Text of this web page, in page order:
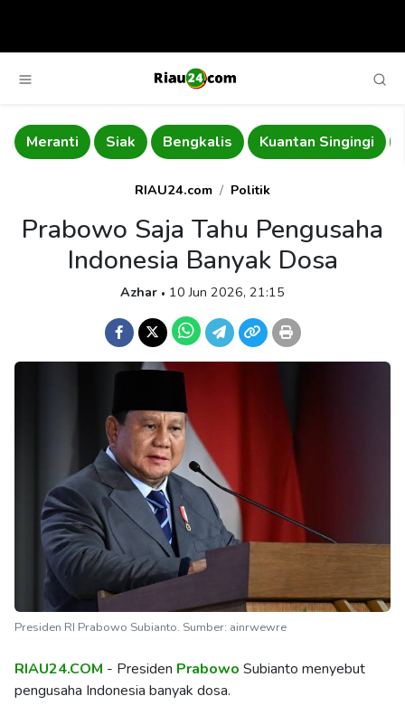
Siak Bengkalis Kuantan Singingi
Meranti
RIAU24.com Politik
Prabowo Saja Tahu Pengusaha
Indonesia Banyak Dosa
Azhar • 10 Jun 2026, 21:15
Presiden RI Prabowo Subianto. Sumber: ainrwewre
RIAU24.COM - Presiden Prabowo Subianto menyebut
pengusaha Indonesia banyak dosa.